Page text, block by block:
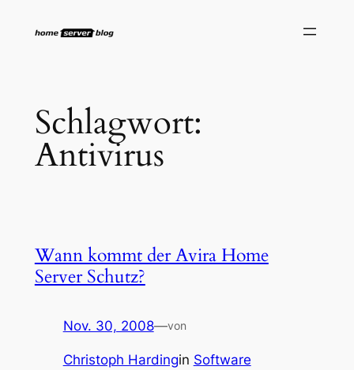
Inhalt
Schlagwort:
Antivirus
Wann kommt der Avira Home
Server Schutz?
Nov. 30, 2008—von
Christoph Hardingin Software